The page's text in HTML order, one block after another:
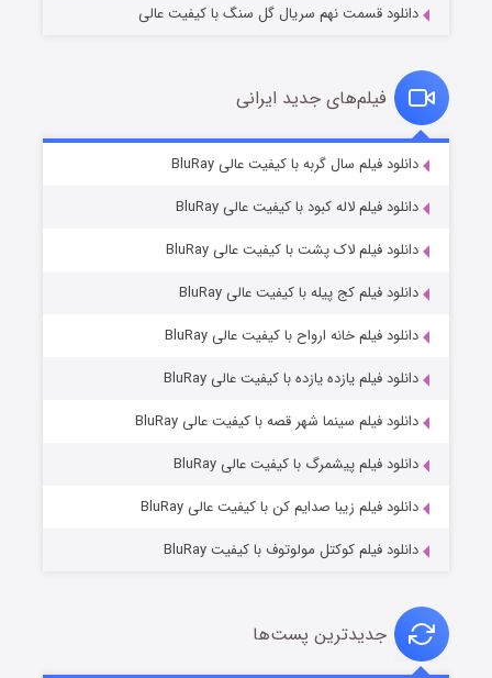
قسمت۶ (زیرنویس) منتشر شد
دانلود قسمت نهم سریال گل سنگ با کیفیت عالی
فیلم‌های جدید ایرانی
دانلود فیلم سال گربه با کیفیت عالی BluRay
دانلود فیلم لاله کبود با کیفیت عالی BluRay
دانلود فیلم لاک پشت با کیفیت عالی BluRay
دانلود فیلم کج‌ پیله با کیفیت عالی BluRay
دانلود فیلم خانه ارواح با کیفیت عالی BluRay
دانلود فیلم یازده یازده با کیفیت عالی BluRay
دانلود فیلم سینما شهر قصه با کیفیت عالی BluRay
دانلود فیلم پیشمرگ با کیفیت عالی BluRay
دانلود فیلم زیبا صدایم کن با کیفیت عالی BluRay
دانلود فیلم کوکتل مولوتوف با کیفیت BluRay
جدیدترین پست‌ها